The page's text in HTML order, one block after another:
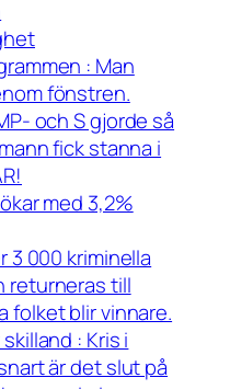
: Man
fönstren.
och S gjorde så
fick stanna i
med 3,2%
3 000 kriminella
returneras till
folket blir vinnare.
: Kris i
är det slut på